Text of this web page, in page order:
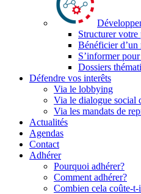
Structurer votre
Bénéficier d’un
S’informer
Dossiers
Défendre vos interêts
Via le lobbying
Via le dialogue social
Via les mandats de
Actualités
Agendas
Contact
Adhérer
Pourquoi adhérer?
Comment adhérer?
Combien cela coûte-t-